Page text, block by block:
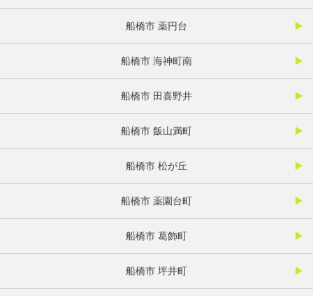
船橋市 薬円台
船橋市 海神町南
船橋市 田喜野井
船橋市 飯山満町
船橋市 松が丘
船橋市 薬園台町
船橋市 葛飾町
船橋市 坪井町